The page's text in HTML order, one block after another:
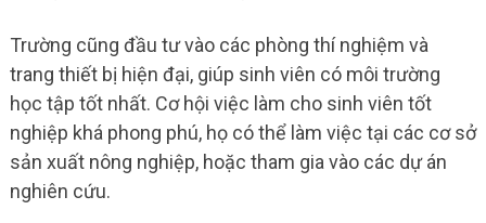
Trường cũng đầu tư vào các phòng thí nghiệm và
trang thiết bị hiện đại, giúp sinh viên có môi trường
học tập tốt nhất. Cơ hội việc làm cho sinh viên tốt
nghiệp khá phong phú, họ có thể làm việc tại các cơ sở
sản xuất nông nghiệp, hoặc tham gia vào các dự án
nghiên cứu.